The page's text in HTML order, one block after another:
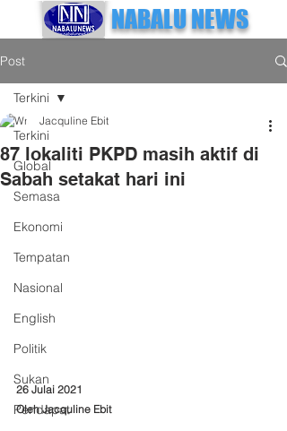
NABALU NEWS
Post
Terkini
Global
Semasa
Ekonomi
Tempatan
Nasional
English
Politik
Sukan
Pendapat
Terkini
87 lokaliti PKPD masih aktif di
Sabah setakat hari ini
Jacquline Ebit
26 Julai 2021
Oleh Jacquline Ebit